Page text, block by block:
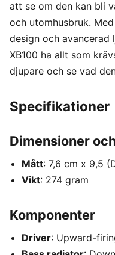
att se om den kan bli
och utomhusbruk.
design och avancerad
XB100 ha allt som
djupare och se vad
Specifikationer
Dimensioner
Mått: 7,6 cm x 9,5
Vikt: 274 gram
Komponenter
Driver: Upward-